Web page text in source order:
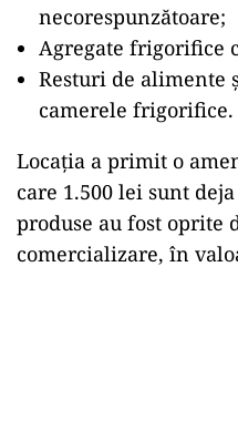
necorespunzătoare;
Agregate frigorifice
Resturi de alimente
camerele frigorifice.
Locația a primit o
care 1.500 lei sunt
produse au fost oprite
comercializare, în